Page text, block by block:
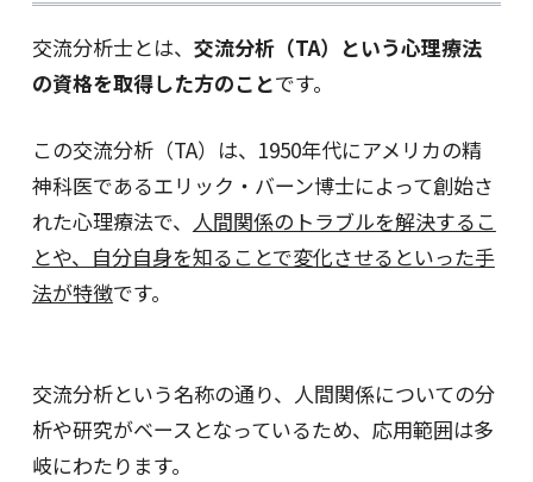
交流分析士とは、 交流分析（TA）という心理療法
の資格を取得した方のことです。
この交流分析（TA）は、1950年代にアメリカの精
神科医であるエリック・バーン博士によって創始さ
れた心理療法で、 人間関係のトラブルを解決するこ
とや、自分自身を知ることで変化させるといった手
法が特徴です。
交流分析という名称の通り、人間関係についての分
析や研究がベースとなっているため、応用範囲は多
岐にわたります。